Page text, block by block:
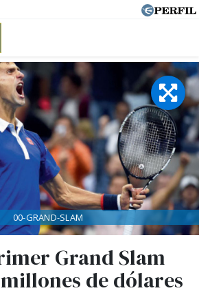
Grand Slam
de dólares
00-GRAND-SLAM